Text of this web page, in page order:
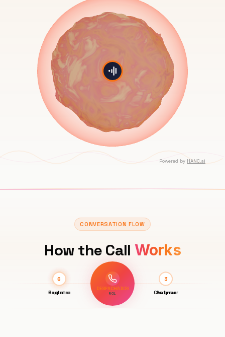
CONVERSATION FLOW
How the Call Works
DESPACHADOR
ROL
1
Introducción
2
Confirmar
3
Asignar
4
Comprobar
5
Capturar
6
Registro